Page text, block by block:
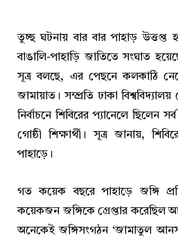
তুচ্ছ ঘটনায় বার বার পাহাড় উত্তপ্ত
বাঙালি-পাহাড়ি জাতিতে সংঘাত
সূত্র বলছে, এর পেছনে কলকাঠি
জামায়াত। সম্প্রতি ঢাকা
নির্বাচনে শিবিরের প্যানেলে ছিলেন
গোষ্ঠী শিক্ষার্থী। সূত্র জানায়,
পাহাড়ে।
গত কয়েক বছরে পাহাড়ে জঙ্গি
কয়েকজন জঙ্গিকে গ্রেপ্তার করেছিল
অনেকেই জঙ্গিসংগঠন ‘জামাতুল